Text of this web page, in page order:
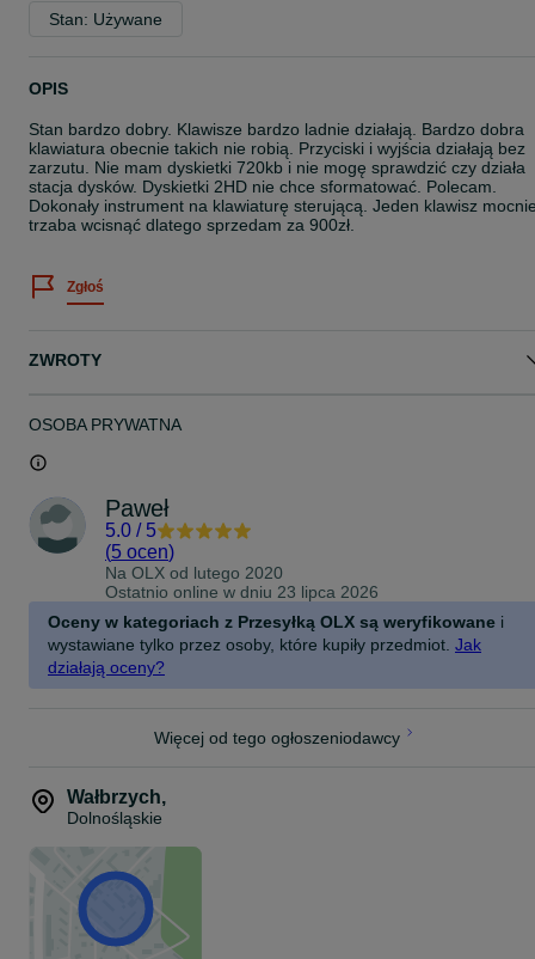
Stan: Używane
OPIS
Stan bardzo dobry. Klawisze bardzo ladnie działają. Bardzo dobra
klawiatura obecnie takich nie robią. Przyciski i wyjścia działają bez
zarzutu. Nie mam dyskietki 720kb i nie mogę sprawdzić czy działa
stacja dysków. Dyskietki 2HD nie chce sformatować. Polecam.
Dokonały instrument na klawiaturę sterującą. Jeden klawisz
trzaba wcisnąć dlatego sprzedam za 900zł.
Zgłoś
ZWROTY
OSOBA PRYWATNA
Paweł
5.0 / 5
(5 ocen)
Na OLX od lutego 2020
Ostatnio online w dniu 23 lipca 2026
Oceny w kategoriach z Przesyłką OLX są weryfikowane i
wystawiane tylko przez osoby, które kupiły przedmiot. Jak
działają oceny?
Więcej od tego ogłoszeniodawcy
Wałbrzych,
Dolnośląskie